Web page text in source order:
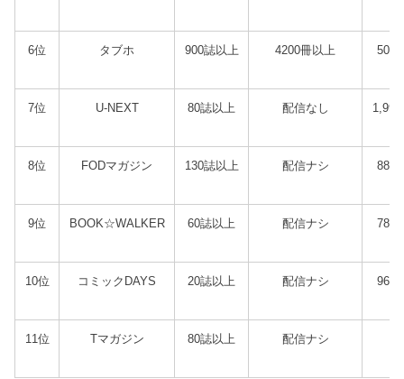
6位 タブホ 900誌以上 4200冊以上 500
7位 U-NEXT 80誌以上 配信なし
8位 FODマガジン 130誌以上 配信ナシ 888
9位 BOOK☆WALKER 60誌以上 配信ナシ 780
10位 コミックDAYS 20誌以上 配信ナシ 960
11位 Tマガジン 80誌以上 配信ナシ